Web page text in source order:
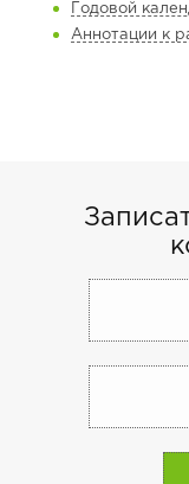
Годовой
Аннотации к